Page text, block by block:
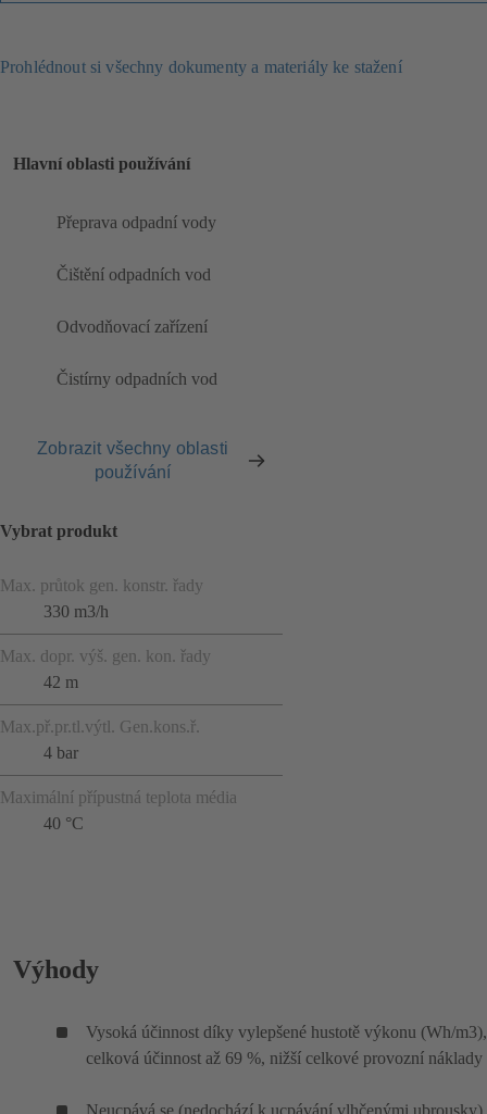
Prohlédnout si všechny dokumenty a materiály ke stažení
Hlavní oblasti používání
Přeprava odpadní vody
Čištění odpadních vod
Odvodňovací zařízení
Čistírny odpadních vod
Zobrazit všechny oblasti
používání
Vybrat produkt
Max. průtok gen. konstr. řady
330 m3/h
Max. dopr. výš. gen. kon. řady
42 m
Max.př.pr.tl.výtl. Gen.kons.ř.
4 bar
Maximální přípustná teplota média
40 °C
Výhody
Vysoká účinnost díky vylepšené hustotě výkonu (Wh/m3),
celková účinnost až 69 %, nižší celkové provozní náklady
Neucpává se (nedochází k ucpávání vlhčenými